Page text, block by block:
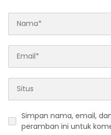
Simpan nama, email,
peramban ini untuk